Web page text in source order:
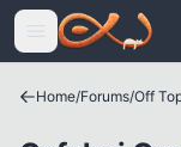
Icerige atla
Home/Forums/Off